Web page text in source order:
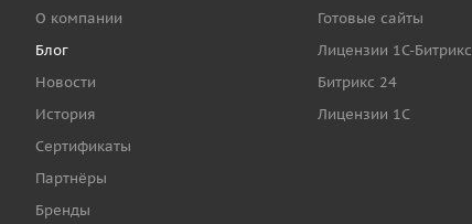
О компании
Блог
Новости
История
Сертификаты
Партнёры
Бренды
Готовые сайты
Лицензии 1С-Битрикс
Битрикс 24
Лицензии 1С